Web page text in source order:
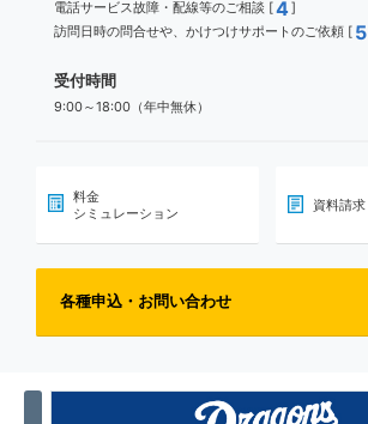
電話サービス故障・配線等のご相談 [4]
訪問日時の問合せや、かけつけサポートのご依頼 [ 5
受付時間
9:00～18:00（年中無休）
料金
シミュレーション
資料請求
各種申込・お問い合わせ